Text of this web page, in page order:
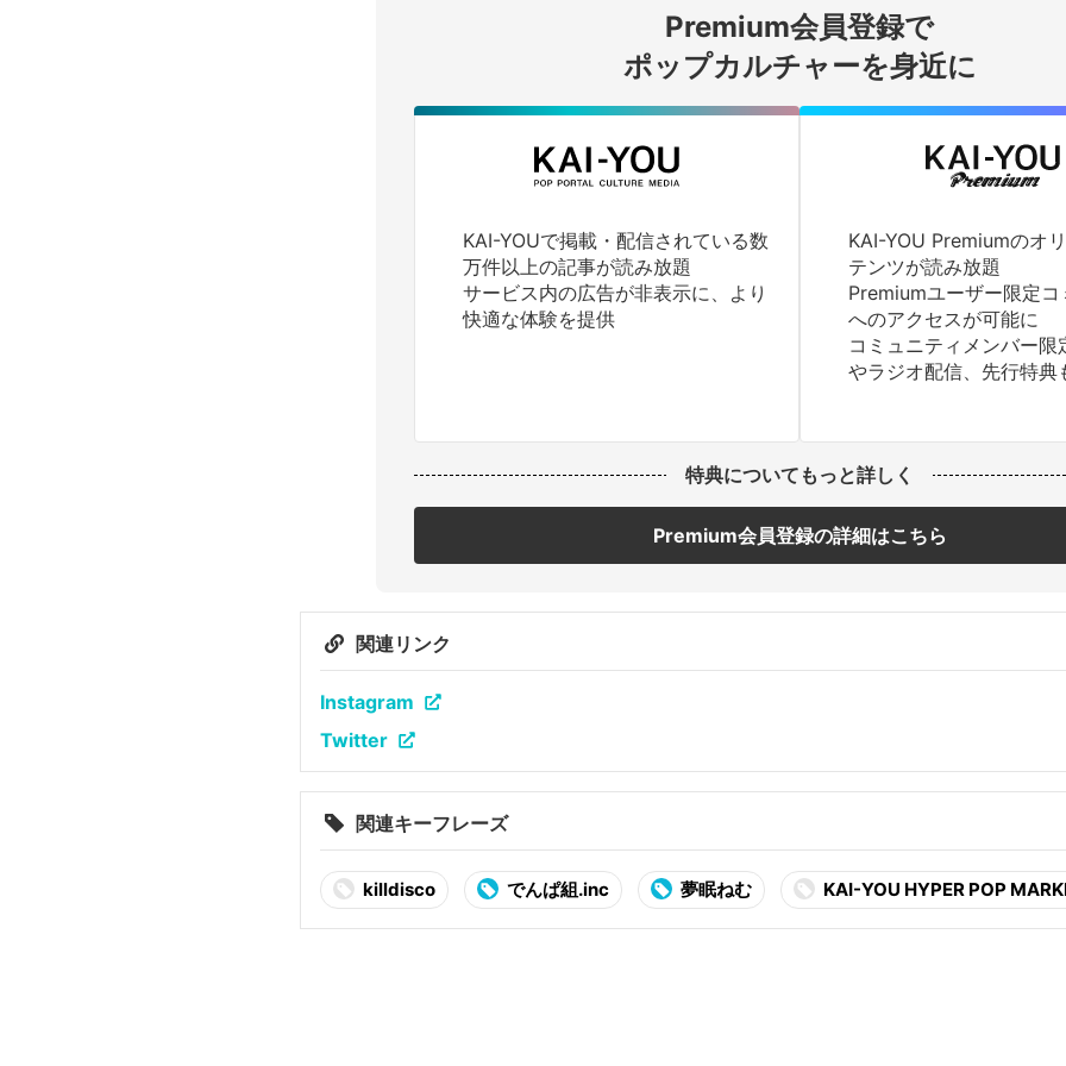
ログインする
Premium会員登録で
ポップカルチャーを身近に
KAI-YOUで掲載・配信されている数
万件以上の記事が読み放題
サービス内の広告が非表示に、より
快適な体験を提供
KAI-YOU Premiumのオ
テンツが読み放題
Premiumユーザー限定コ
へのアクセスが可能に
コミュニティメンバー限
やラジオ配信、先行特典
特典についてもっと詳しく
Premium会員登録の詳細はこちら
関連リンク
Instagram
Twitter
関連キーフレーズ
killdisco でんぱ組.inc 夢眠ねむ KAI-YOU HYPER POP